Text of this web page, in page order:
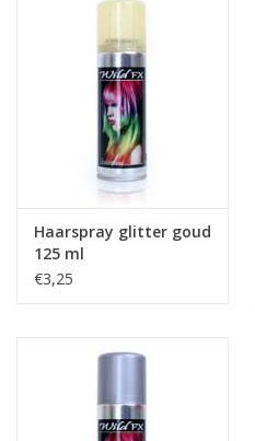
Haarspray glitter goud
125 ml
€3,25